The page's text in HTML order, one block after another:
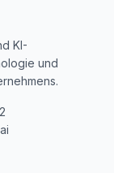
KI-
und